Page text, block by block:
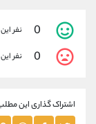
0 نفر
0 نفر
اشتراک گذاری این